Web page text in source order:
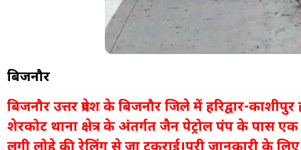
बिजनौर
बिजनौर उत्तर प्रदेश के बिजनौर जिले में हरिद्वार-
शेरकोट थाना क्षेत्र के अंतर्गत जैन पेट्रोल पंप के पास